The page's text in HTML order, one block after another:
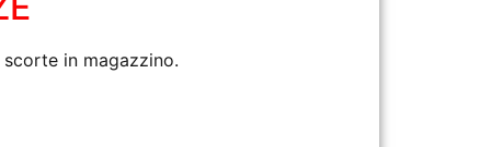
in magazzino.